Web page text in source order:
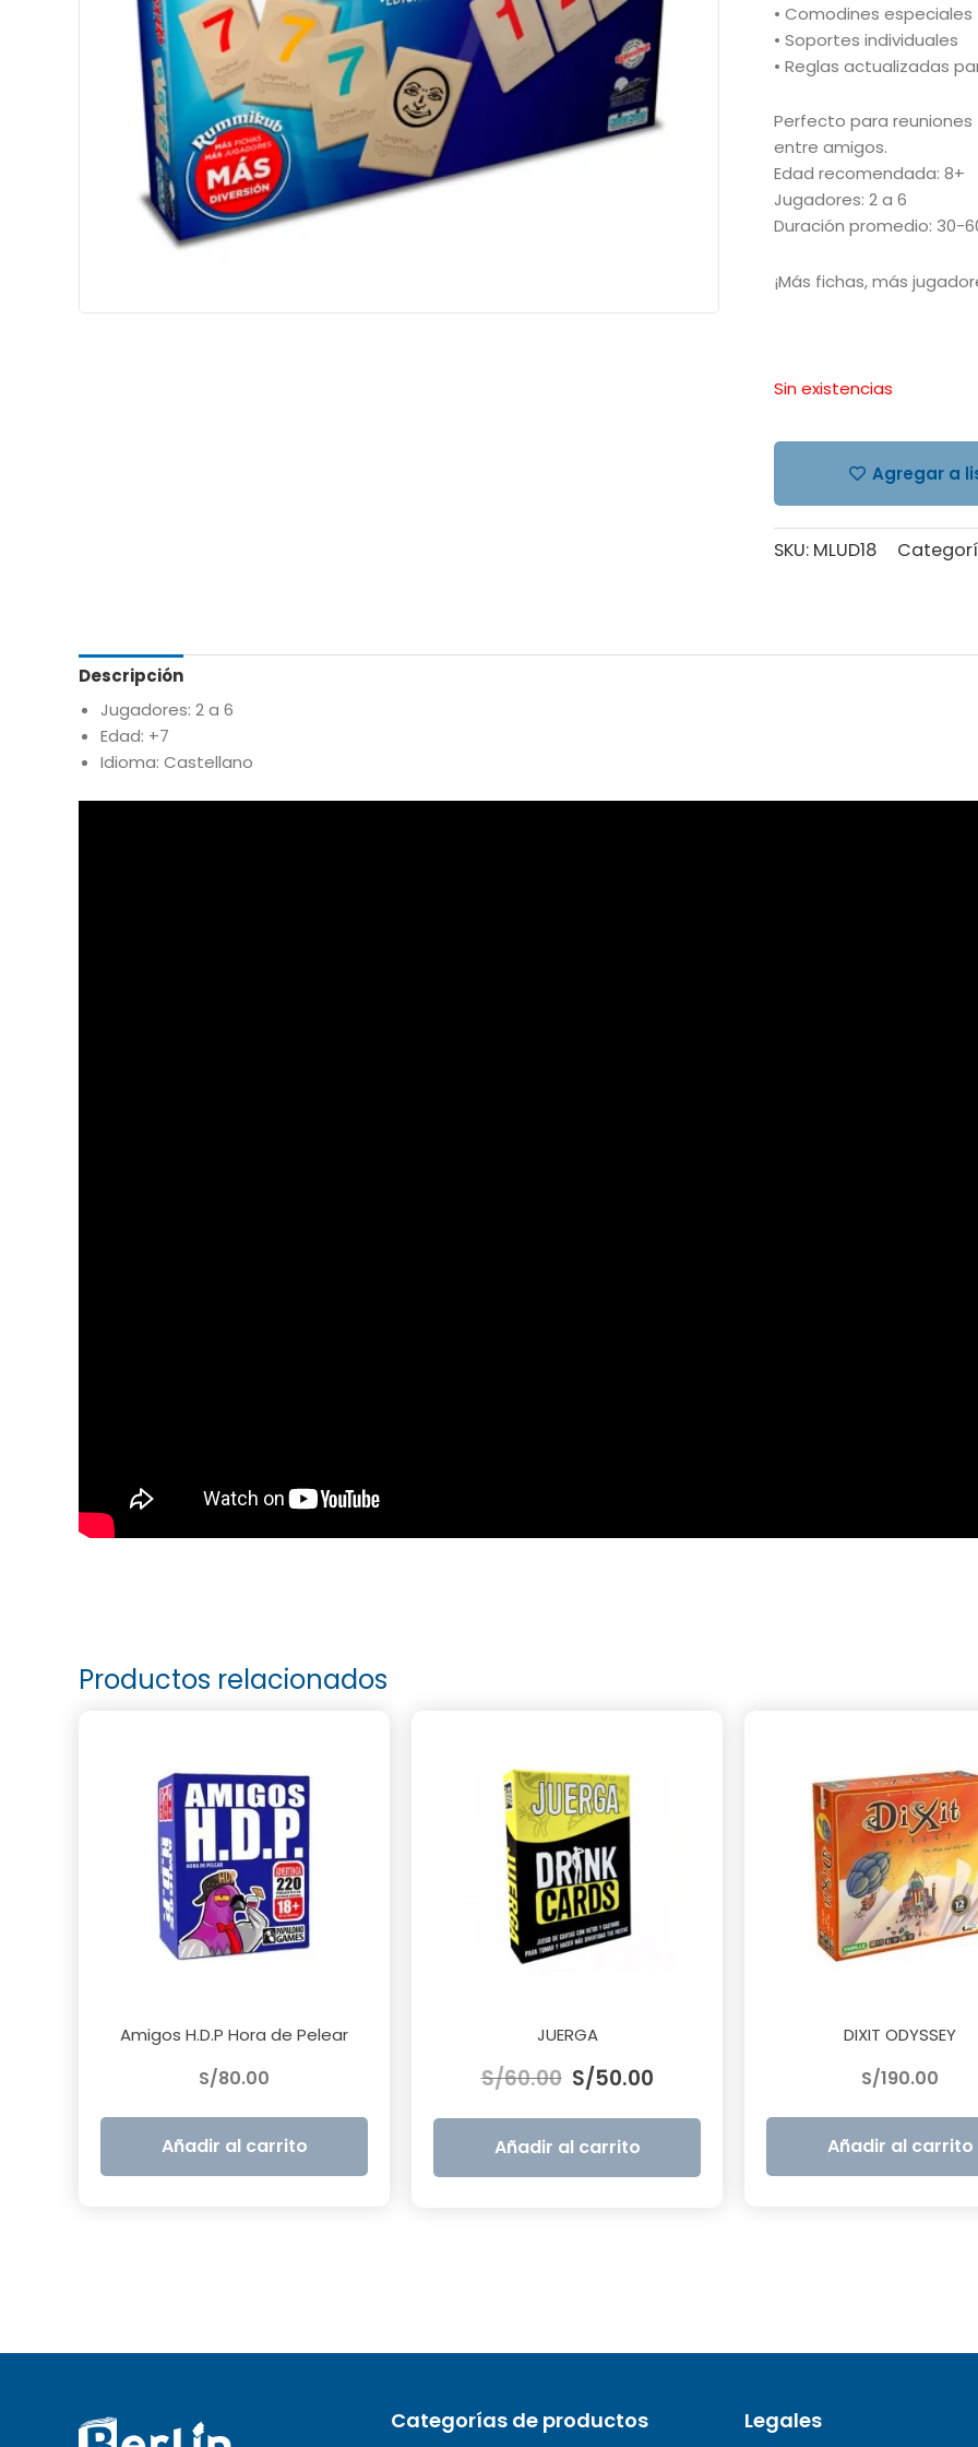
• Comodines especiales
• Soportes individuales
• Reglas actualizadas
Perfecto para
entre amigos.
Edad recomendada: 8+
Jugadores: 2 a 6
Duración promedio: 30-
¡Más fichas, más
Sin existencias
Agregar a
SKU: MLUD18
Descripción
Jugadores: 2 a 6
Edad: +7
Idioma: Castellano
Productos relacionados
Amigos H.D.P Hora de Pelear
S/80.00
Añadir al carrito
JUERGA
S/60.00 precio
original
era:
S/50.00precio
actual
S/50.00.
Añadir al carrito
DIXIT ODYSSEY
S/190.00
Añadir al carrito
Categorías de productos Legales